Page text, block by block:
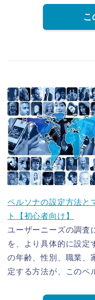
こ
ペルソナの設定方法と
ト【初心者向け】
ユーザーニーズの調査
を、より具体的に設定
の年齢、性別、職業、
定する方法が、このペ